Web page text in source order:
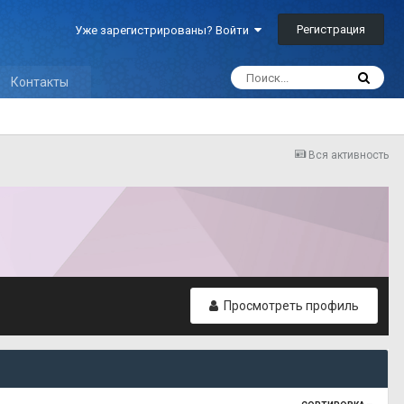
Уже зарегистрированы? Войти Регистрация
Контакты
Вся активность
Просмотреть профиль